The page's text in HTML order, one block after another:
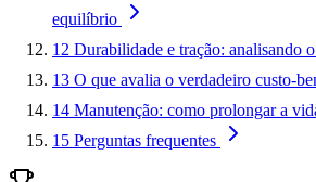
equilíbrio
12 Durabilidade e tração: analisando
13 O que avalia o verdadeiro custo-
14 Manutenção: como prolongar a
15 Perguntas frequentes